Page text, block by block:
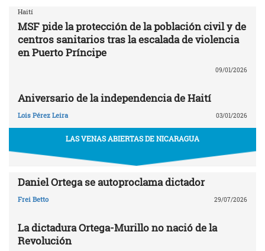
Haití
MSF pide la protección de la población civil y de
centros sanitarios tras la escalada de violencia
en Puerto Príncipe
09/01/2026
Aniversario de la independencia de Haití
Lois Pérez Leira 03/01/2026
LAS VENAS ABIERTAS DE NICARAGUA
Daniel Ortega se autoproclama dictador
Frei Betto 29/07/2026
La dictadura Ortega-Murillo no nació de la
Revolución